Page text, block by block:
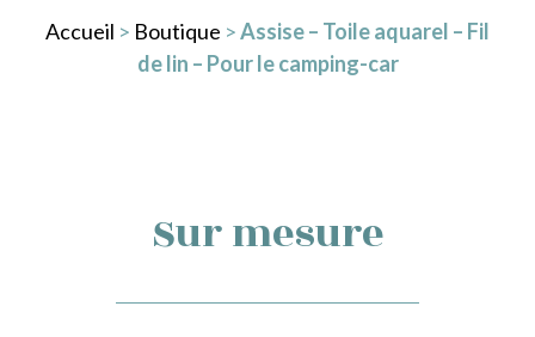
Accueil > Boutique >Assise – Toile aquarel – Fil
de lin – Pour le camping-car
Sur mesure